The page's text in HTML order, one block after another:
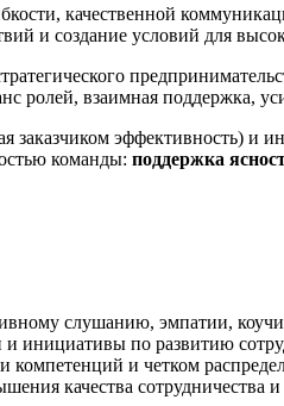
качественной
и создание условий для
ролей, взаимная поддержка,
заказчиком эффективность) и
команды: поддержка
слушанию, эмпатии,
и инициативы по развитию
и четком
качества сотрудничества и